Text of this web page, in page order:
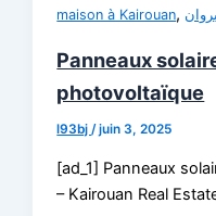
maison à Kairouan,
Panneaux
photovoltaïque
l93bj/juin 3, 2025
[ad_1] Panneaux
– Kairouan Real